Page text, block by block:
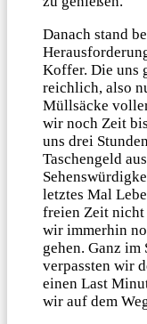
Danach stand
Koffer. Die uns
reichlich, also
Müllsäcke
wir noch Zeit
uns drei
Taschengeld
letztes Mal
freien Zeit nicht
wir immerhin
gehen. Ganz
verpassten wir
einen Last
wir auf dem